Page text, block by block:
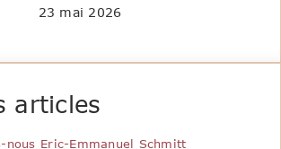
23 mai 2026
articles
nous Eric-Emmanuel Schmitt